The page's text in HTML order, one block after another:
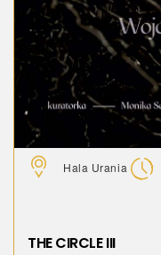
Hala Urania
THE CIRCLE III